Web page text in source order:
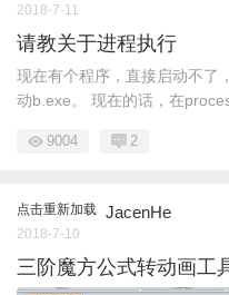
2018-7-11
请教关于进程执行
现在有个程序，直接启动不了
动b.exe。 现在的话，在
9004 2
点击重新加载 JacenHe
2018-7-10
三阶魔方公式转动画工